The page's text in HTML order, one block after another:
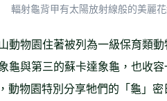
輻射龜背甲有太陽放射線般的美麗
動物園住著被列為一級保育類
龜與第三的蘇卡達象龜，也收
動物園特別分享牠們的「龜」